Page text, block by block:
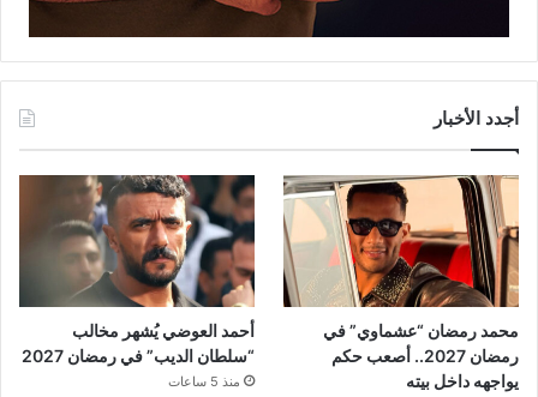
أجدد الأخبار
محمد رمضان “عشماوي” في
رمضان 2027.. أصعب حكم
يواجهه داخل بيته
أحمد العوضي يُشهر مخالب
“سلطان الديب” في رمضان 2027
منذ 5 ساعات